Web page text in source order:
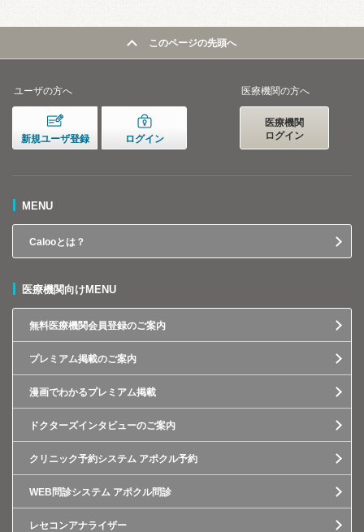
このページの先頭へ
ユーザの方へ
新規ユーザ登録 ログイン
医療機関の方へ
医療機関
ログイン
MENU
Calooとは？
医療機関向けMENU
無料医療機関会員登録のご案内
プレミアム掲載のご案内
漫画でわかるプレミアム掲載
ドクターズインタビューのご案内
クリニック予約システム アポクル予約
WEB問診システム アポクル問診
レセコンアナライザー